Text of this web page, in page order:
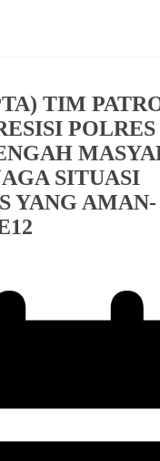
TIM
POLRES
SITUASI
YANG AMAN-